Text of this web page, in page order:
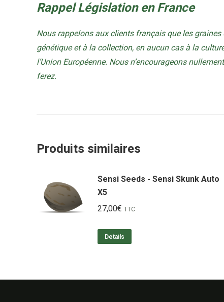
Rappel Législation en France
Nous rappelons aux clients français que les
génétique et à la collection, en aucun cas à la
l’Union Européenne. Nous n’encourageons
ferez.
Produits similaires
Sensi Seeds - Sensi Skunk Auto
X5
27,00€ TTC
Details